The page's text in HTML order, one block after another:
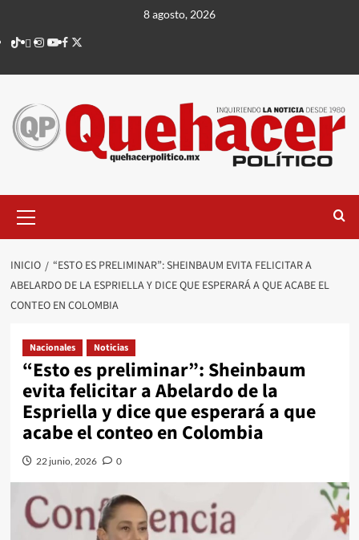
contenido
8 agosto, 2026
TikTok
threads
Instagram
Youtube
Facebook
X
principal
INICIO
“ESTO ES PRELIMINAR”: SHEINBAUM EVITA FELICITAR A
ABELARDO DE LA ESPRIELLA Y DICE QUE ESPERARÁ A QUE ACABE EL
CONTEO EN COLOMBIA
Nacionales Noticias
“Esto es preliminar”: Sheinbaum
evita felicitar a Abelardo de la
Espriella y dice que esperará a que
acabe el conteo en Colombia
22 junio, 2026 0